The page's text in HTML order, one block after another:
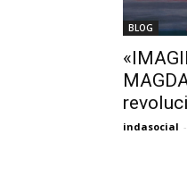
BLOG
indasocial -